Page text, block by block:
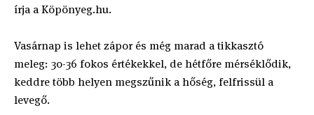
írja a Köpönyeg.hu.
Vasárnap is lehet zápor és még marad a tikkasztó
meleg: 30-36 fokos értékekkel, de hétfőre mérséklődik,
keddre több helyen megszűnik a hőség, felfrissül a
levegő.